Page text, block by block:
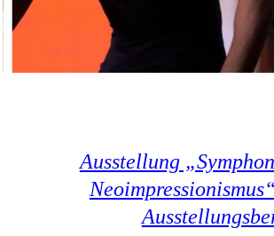
Ausstellung